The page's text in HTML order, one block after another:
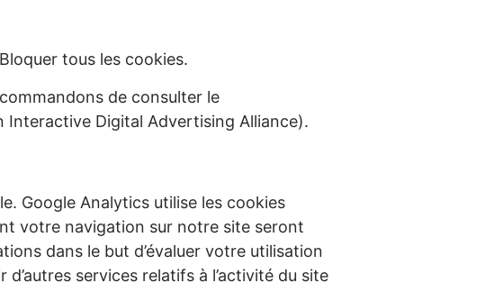
tous les cookies.
de consulter le
Interactive Digital Advertising Alliance).
Google Analytics utilise les cookies
votre navigation sur notre site seront
dans le but d’évaluer votre utilisation
services relatifs à l’activité du site